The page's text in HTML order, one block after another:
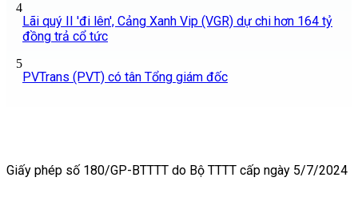
4
Lãi quý II 'đi lên', Cảng Xanh Vip (VGR) dự chi hơn 164 tỷ
đồng trả cổ tức
5
PVTrans (PVT) có tân Tổng giám đốc
Giấy phép số 180/GP-BTTTT do Bộ TTTT cấp ngày 5/7/2024